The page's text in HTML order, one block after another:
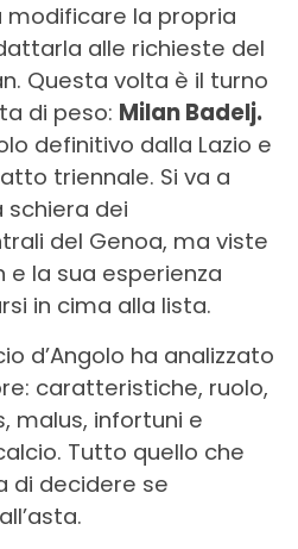
modificare la propria
alle richieste del
Questa volta è il turno
di peso: Milan Badelj.
definitivo dalla Lazio e
triennale. Si va a
schiera dei
del Genoa, ma viste
e la sua esperienza
in cima alla lista.
d’Angolo ha analizzato
caratteristiche, ruolo,
malus, infortuni e
Tutto quello che
di decidere se